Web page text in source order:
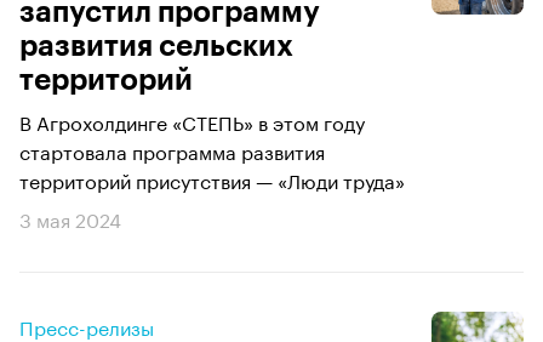
запустил программу
развития сельских
территорий
В Агрохолдинге «СТЕПЬ» в этом году
стартовала программа развития
территорий присутствия — «Люди труда»
3 мая 2024
Пресс-релизы